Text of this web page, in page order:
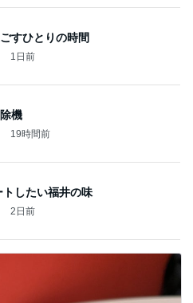
すひとりの時間
1日前
機
19時間前
したい福井の味
2日前